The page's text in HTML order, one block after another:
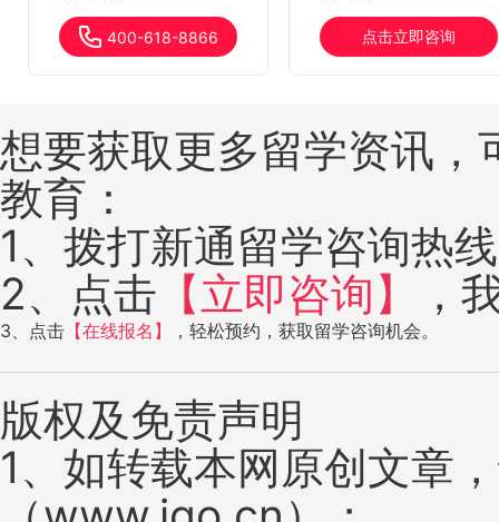
400-618-8866 点击立即咨询
想要获取更多留学资讯
教育：
1、拨打新通留学咨询热
2、点击 【立即咨询】 ，
3、点击 【在线报名】 ，轻松预约，获取留学咨询机会。
版权及免责声明
1、如转载本网原创文章